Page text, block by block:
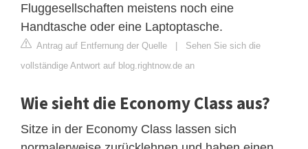
Fluggesellschaften meistens noch eine
Handtasche oder eine Laptoptasche.
Antrag auf Entfernung der Quelle | Sehen Sie sich die
vollständige Antwort auf blog.rightnow.de an
Wie sieht die Economy Class aus?
Sitze in der Economy Class lassen sich